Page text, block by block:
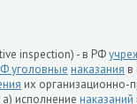
inspection) - в РФ
уголовные наказания в
их организационно-
исполнение наказаний